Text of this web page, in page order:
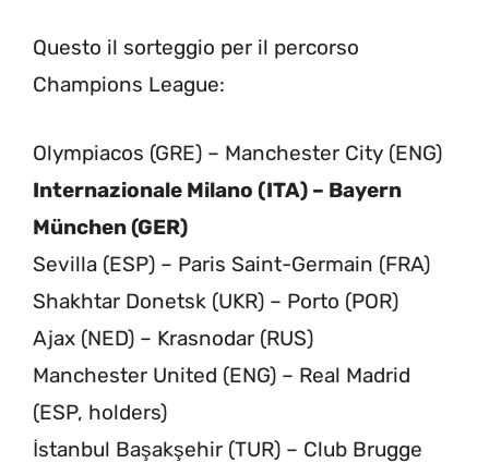
Questo il sorteggio per il percorso
Champions League:
Olympiacos (GRE) – Manchester City (ENG)
Internazionale Milano (ITA) – Bayern
München (GER)
Sevilla (ESP) – Paris Saint-Germain (FRA)
Shakhtar Donetsk (UKR) – Porto (POR)
Ajax (NED) – Krasnodar (RUS)
Manchester United (ENG) – Real Madrid
(ESP, holders)
İstanbul Başakşehir (TUR) – Club Brugge